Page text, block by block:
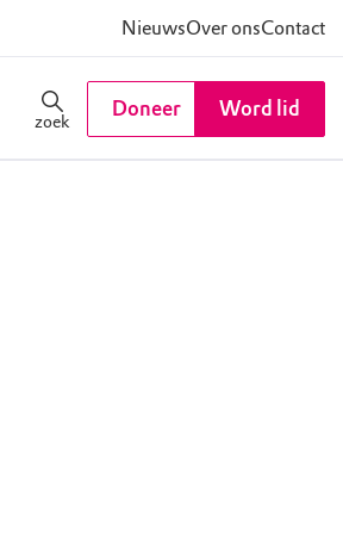
NieuwsOver onsContact
zoek
Doneer Word lid